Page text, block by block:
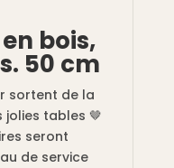
bois,
50 cm
sortent de la
tables 🤎
seront
de service